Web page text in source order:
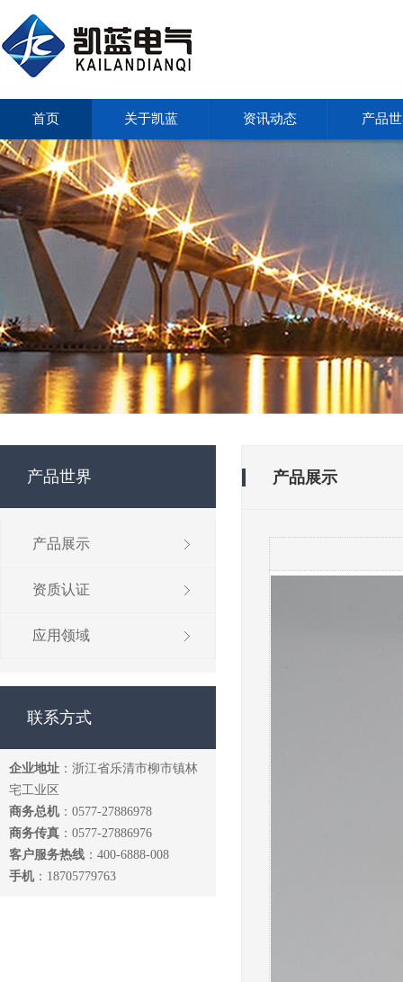
首页 关于凯蓝 资讯动态 产品
产品世界
产品展示
资质认证
应用领域
联系方式
企业地址 ：浙江省乐清市柳市镇林
宅工业区
商务总机 ：0577-27886978
商务传真 ：0577-27886976
客户服务热线 ：400-6888-008
手机 ：18705779763
产品展示